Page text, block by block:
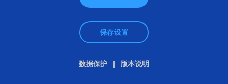
保存设置
数据保护 版本说明